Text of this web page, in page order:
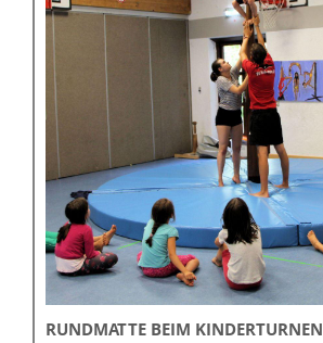
RUNDMATTE BEIM KINDERTURNEN